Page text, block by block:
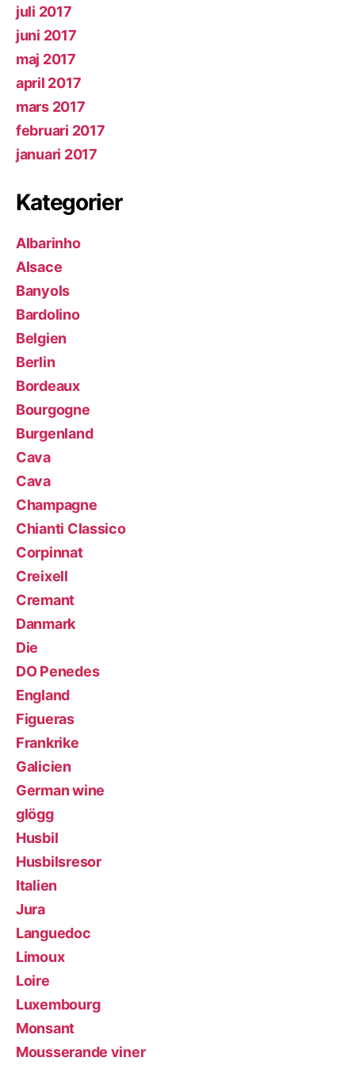
juli 2017
juni 2017
maj 2017
april 2017
mars 2017
februari 2017
januari 2017
Kategorier
Albarinho
Alsace
Banyols
Bardolino
Belgien
Berlin
Bordeaux
Bourgogne
Burgenland
Cava
Cava
Champagne
Chianti Classico
Corpinnat
Creixell
Cremant
Danmark
Die
DO Penedes
England
Figueras
Frankrike
Galicien
German wine
glögg
Husbil
Husbilsresor
Italien
Jura
Languedoc
Limoux
Loire
Luxembourg
Monsant
Mousserande viner